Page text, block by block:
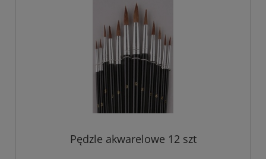
Pędzle akwarelowe 12 szt